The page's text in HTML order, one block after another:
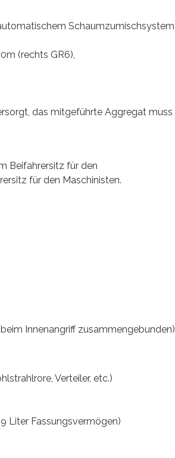
Schaumzumischsystem
(rechts GR6),
das mitgeführte Aggregat muss
Beifahrersitz für den
für den Maschinisten.
Innenangriff zusammengebunden)
Verteiler, etc.)
Liter Fassungsvermögen)